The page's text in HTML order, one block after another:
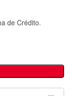
de Crédito.